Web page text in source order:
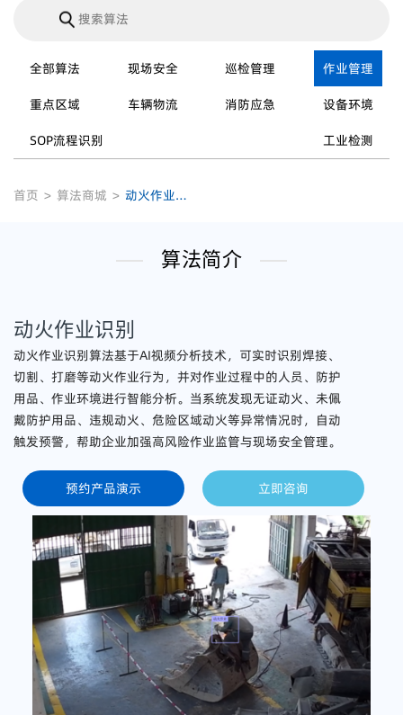
全部算法 现场安全 巡检管理
作业管理
重点区域
车辆物流 消防应急
设备环境
SOP流程识别
工业检测
首页 > 算法商城 > 动火作业识别
算法简介
动火作业识别
动火作业识别算法基于AI视频分析技术，可实时识别焊接、
切割、打磨等动火作业行为，并对作业过程中的人员、防护
用品、作业环境进行智能分析。当系统发现无证动火、未佩
戴防护用品、违规动火、危险区域动火等异常情况时，自动
触发预警，帮助企业加强高风险作业监管与现场安全管理。
预约产品演示 立即咨询